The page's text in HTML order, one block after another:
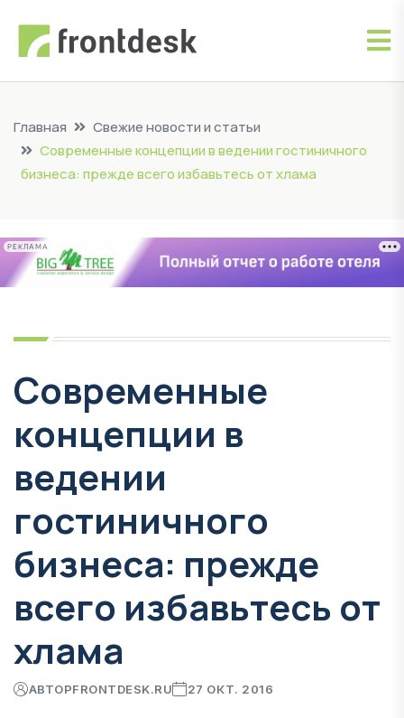
Главная
Свежие новости и статьи
Современные концепции в ведении гостиничного
бизнеса: прежде всего избавьтесь от хлама
РЕКЛАМА
Современные
концепции в
ведении
гостиничного
бизнеса: прежде
всего избавьтесь от
хлама
АВТОРFRONTDESK.RU 27 ОКТ. 2016